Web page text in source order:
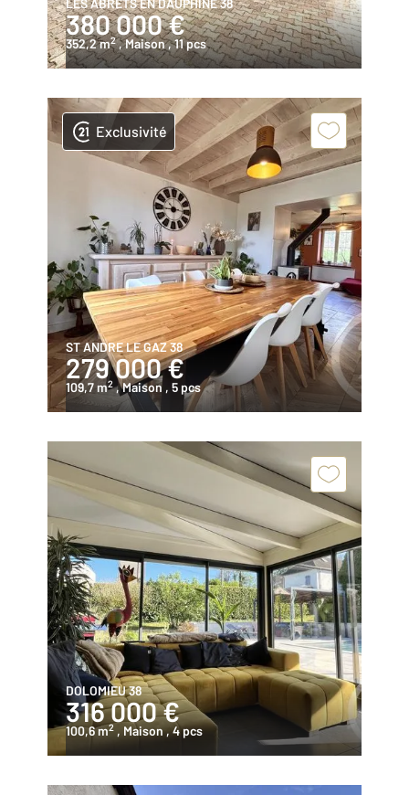
LES ABRETS EN DAUPHINE 38
380 000 €
352,2 m2 , Maison, 11 pcs
Exclusivité
ST ANDRE LE GAZ 38
279 000 €
109,7 m2 , Maison , 5 pcs
DOLOMIEU 38
316 000 €
100,6 m2 , Maison, 4 pcs